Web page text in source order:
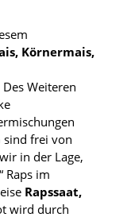
Körnermais,
Weiteren
sind frei von
in der Lage,
Raps im
Rapssaat,
wird durch